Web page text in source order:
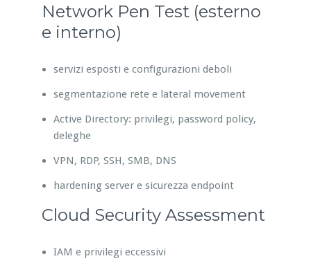
Network Pen Test (esterno
e interno)
servizi esposti e configurazioni deboli
segmentazione rete e lateral movement
Active Directory: privilegi, password policy,
deleghe
VPN, RDP, SSH, SMB, DNS
hardening server e sicurezza endpoint
Cloud Security Assessment
IAM e privilegi eccessivi